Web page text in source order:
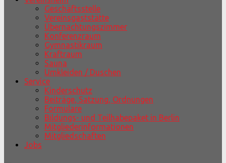
Geschäftsstelle
Vereinsgaststätte
Übernachtungszimmer
Konferenzraum
Gymnastikraum
Kraftraum
Sauna
Umkleiden / Duschen
Service
Kinderschutz
Beiträge, Satzung, Ordnungen
Formulare
Bildungs- und Teilhabepaket in Berlin
Mitgliederinformationen
Mitgliedschaften
Jobs